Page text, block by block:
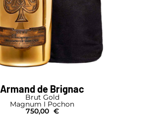
Armand de Brignac
Brut Gold
Magnum I Pochon
750,00 €